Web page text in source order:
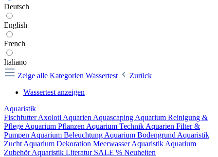
Deutsch
English
French
Italiano
Zeige alle Kategorien Wassertest
Zurück
Wassertest anzeigen
Aquaristik
FischfutterAxolotl Aquarien Aquascaping Aquarium Reinigung &
Pflege Aquarium Pflanzen Aquarium Technik Aquarien Filter &
Pumpen Aquarium Beleuchtung Aquarium Bodengrund Aquaristik
Zucht Aquarium Dekoration Meerwasser Aquaristik Aquarium
ZubehörAquaristik Literatur SALE % Neuheiten